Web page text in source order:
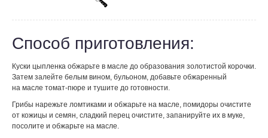
Способ приготовления:
Куски цыпленка обжарьте в масле до образования золотистой корочки.
Затем залейте белым вином, бульоном, добавьте обжаренный
на масле томат-пюре и тушите до готовности.
Грибы нарежьте ломтиками и обжарьте на масле, помидоры очистите
от кожицы и семян, сладкий перец очистите, запанируйте их в муке,
посолите и обжарьте на масле.